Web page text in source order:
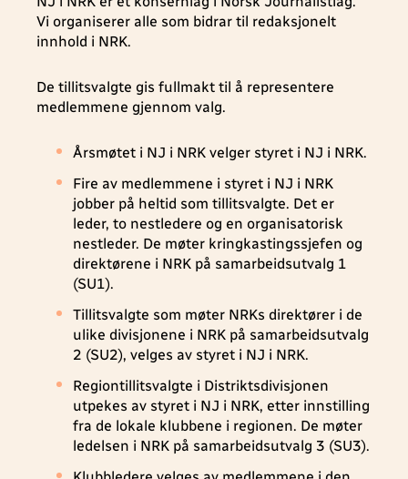
Vi organiserer alle som bidrar til redaksjonelt
innhold i NRK.
De tillitsvalgte gis fullmakt til å representere
medlemmene gjennom valg.
Årsmøtet i NJ i NRK velger styret i NJ i NRK.
Fire av medlemmene i styret i NJ i NRK
jobber på heltid som tillitsvalgte. Det er
leder, to nestledere og en organisatorisk
nestleder. De møter kringkastingssjefen og
direktørene i NRK på samarbeidsutvalg 1
(SU1).
Tillitsvalgte som møter NRKs direktører i de
ulike divisjonene i NRK på samarbeidsutvalg
2 (SU2), velges av styret i NJ i NRK.
Regiontillitsvalgte i Distriktsdivisjonen
utpekes av styret i NJ i NRK, etter innstilling
fra de lokale klubbene i regionen. De møter
ledelsen i NRK på samarbeidsutvalg 3 (SU3).